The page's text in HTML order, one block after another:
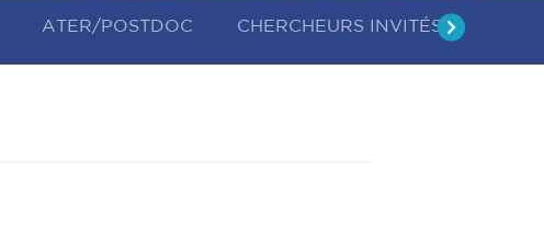
ATER/POSTDOC CHERCHEURS INVITÉS
Slide